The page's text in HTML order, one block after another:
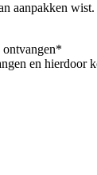
aanpakken
ontvangen*
en hierdoor